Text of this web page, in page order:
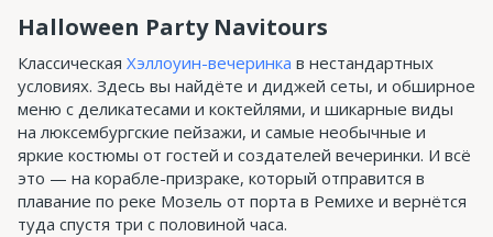
Halloween Party Navitours
Классическая Хэллоуин-вечеринка в нестандартных
условиях. Здесь вы найдёте и диджей сеты, и обширное
меню с деликатесами и коктейлями, и шикарные виды
на люксембургские пейзажи, и самые необычные и
яркие костюмы от гостей и создателей вечеринки. И всё
это — на корабле-призраке, который отправится в
плавание по реке Мозель от порта в Ремихе и вернётся
туда спустя три с половиной часа.